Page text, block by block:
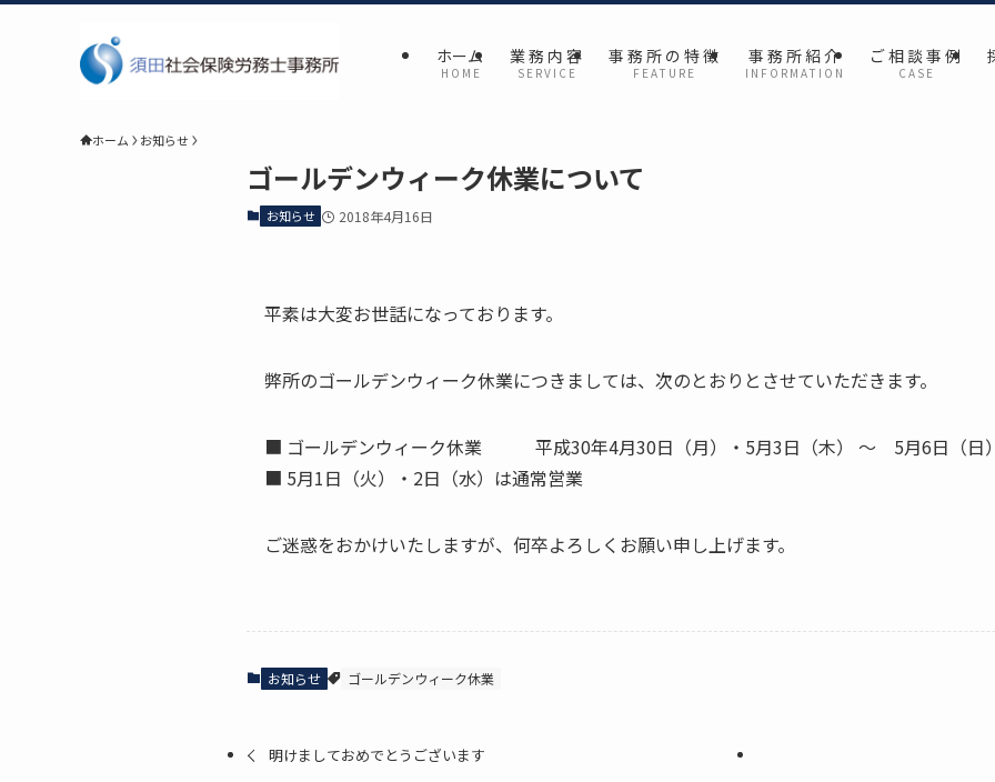
ホーム
H O M E
業 務 内 容
S E R V I C E
事 務 所 の 特 徴
F E A T U R E
事 務 所 紹 介
I N F O R M A T I O N
ご 相 談 事 例
C A S E
ホーム お知らせ
ゴールデンウィーク休業について
お知らせ 2018年4月16日
平素は大変お世話になっております。
弊所のゴールデンウィーク休業につきましては、次のとおりとさせていただきます。
■ ゴールデンウィーク休業 平成30年4月30日（月）・5月3日（木） ～ 5月6日（日）
■ 5月1日（火）・2日（水）は通常営業
ご迷惑をおかけいたしますが、何卒よろしくお願い申し上げます。
お知らせ ゴールデンウィーク休業
明けましておめでとうございます